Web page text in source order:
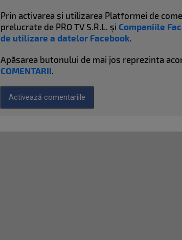
Prin activarea și utilizarea Platformei de
prelucrate de PRO TV S.R.L. și Companiile
de utilizare a datelor Facebook.
Apăsarea butonului de mai jos reprezinta
COMENTARII.
Activează comentariile